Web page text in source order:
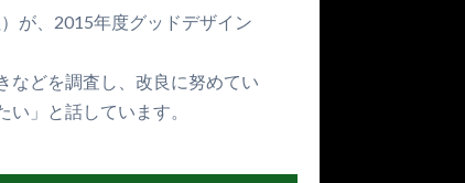
が、2015年度グッドデザイン
などを調査し、改良に努めてい
」と話しています。